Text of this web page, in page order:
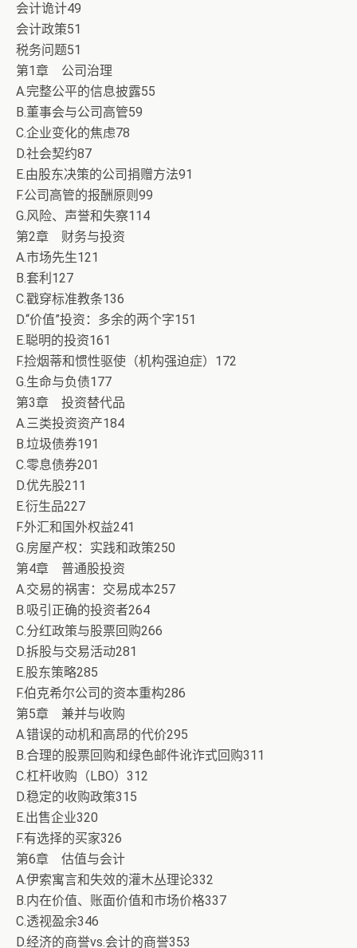
会计诡计49
会计政策51
税务问题51
第1章 公司治理
A.完整公平的信息披露55
B.董事会与公司高管59
C.企业变化的焦虑78
D.社会契约87
E.由股东决策的公司捐赠方法91
F.公司高管的报酬原则99
G.风险、声誉和失察114
第2章 财务与投资
A.市场先生121
B.套利127
C.戳穿标准教条136
D.“价值”投资：多余的两个字151
E.聪明的投资161
F.捡烟蒂和惯性驱使（机构强迫症）172
G.生命与负债177
第3章 投资替代品
A.三类投资资产184
B.垃圾债券191
C.零息债券201
D.优先股211
E.衍生品227
F.外汇和国外权益241
G.房屋产权：实践和政策250
第4章 普通股投资
A.交易的祸害：交易成本257
B.吸引正确的投资者264
C.分红政策与股票回购266
D.拆股与交易活动281
E.股东策略285
F.伯克希尔公司的资本重构286
第5章 兼并与收购
A.错误的动机和高昂的代价295
B.合理的股票回购和绿色邮件讹诈式回购311
C.杠杆收购（LBO）312
D.稳定的收购政策315
E.出售企业320
F.有选择的买家326
第6章 估值与会计
A.伊索寓言和失效的灌木丛理论332
B.内在价值、账面价值和市场价格337
C.透视盈余346
D.经济的商誉vs.会计的商誉353